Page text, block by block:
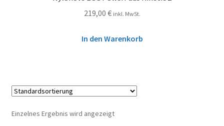
219,00 € inkl. MwSt.
In den Warenkorb
Einzelnes Ergebnis wird angezeigt